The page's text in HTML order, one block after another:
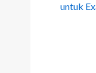
untuk